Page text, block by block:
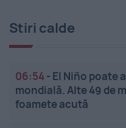
Stiri calde
06:54- El Niño poate
mondială. Alte 49 de
foamete acută